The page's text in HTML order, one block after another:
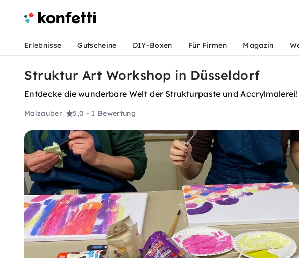
Erlebnisse Gutscheine DIY-Boxen Für Firmen Magazin
Struktur Art Workshop in Düsseldorf
Entdecke die wunderbare Welt der Strukturpaste und Accrylmalerei!
Malzauber 5,0 - 1 Bewertung